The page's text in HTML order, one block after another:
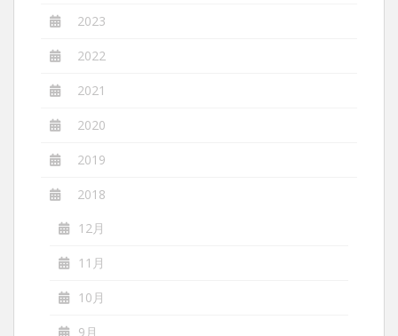
2023
2022
2021
2020
2019
2018
12月
11月
10月
9月